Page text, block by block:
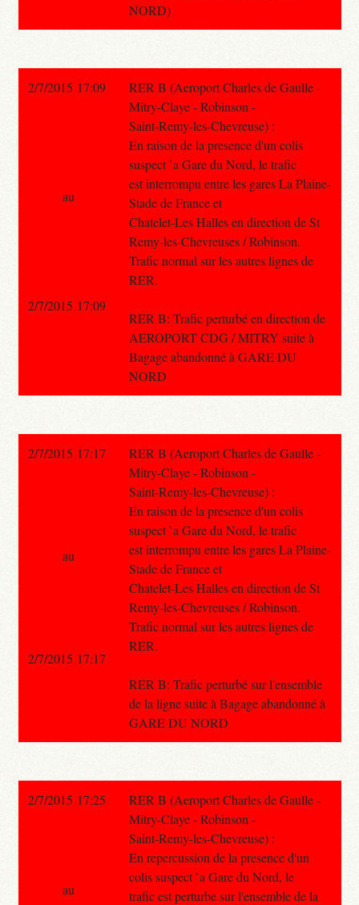
NORD)
2/7/2015 17:09
RER B (Aeroport Charles de Gaulle -
Mitry-Claye - Robinson -
Saint-Remy-les-Chevreuse) :
En raison de la presence d'un colis
suspect `a Gare du Nord, le trafic
est interrompu entre les gares La Plaine-
Stade de France et
Chatelet-Les Halles en direction de St
Remy-les-Chevreuses / Robinson.
Trafic normal sur les autres lignes de
RER.
RER B: Trafic perturbé en direction de
AEROPORT CDG / MITRY suite à
Bagage abandonné à GARE DU
NORD
au
2/7/2015 17:09
2/7/2015 17:17
RER B (Aeroport Charles de Gaulle -
Mitry-Claye - Robinson -
Saint-Remy-les-Chevreuse) :
En raison de la presence d'un colis
suspect `a Gare du Nord, le trafic
est interrompu entre les gares La Plaine-
Stade de France et
Chatelet-Les Halles en direction de St
Remy-les-Chevreuses / Robinson.
Trafic normal sur les autres lignes de
RER.
RER B: Trafic perturbé sur l'ensemble
de la ligne suite à Bagage abandonné à
GARE DU NORD
au
2/7/2015 17:17
2/7/2015 17:25
RER B (Aeroport Charles de Gaulle -
Mitry-Claye - Robinson -
Saint-Remy-les-Chevreuse) :
En repercussion de la presence d'un
colis suspect `a Gare du Nord, le
trafic est perturbe sur l'ensemble de la
au